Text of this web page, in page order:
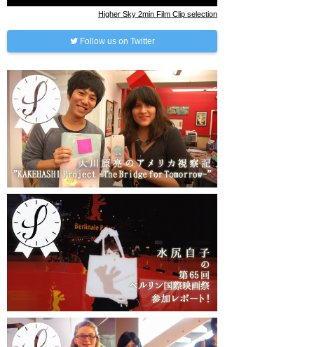
Higher Sky 2min Film Clip selection
Follow us on Twitter